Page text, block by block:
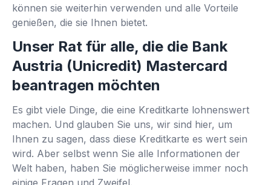
können sie weiterhin verwenden und alle Vorteile
genießen, die sie Ihnen bietet.
Unser Rat für alle, die die Bank
Austria (Unicredit) Mastercard
beantragen möchten
Es gibt viele Dinge, die eine Kreditkarte lohnenswert
machen. Und glauben Sie uns, wir sind hier, um
Ihnen zu sagen, dass diese Kreditkarte es wert sein
wird. Aber selbst wenn Sie alle Informationen der
Welt haben, haben Sie möglicherweise immer noch
einige Fragen und Zweifel.